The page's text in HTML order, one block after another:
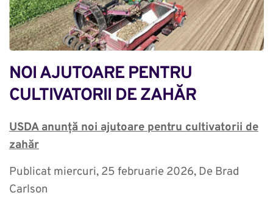
NOI AJUTOARE PENTRU
CULTIVATORII DE ZAHĂR
USDA anunță noi ajutoare pentru cultivatorii de
zahăr
Publicat miercuri, 25 februarie 2026, De Brad
Carlson